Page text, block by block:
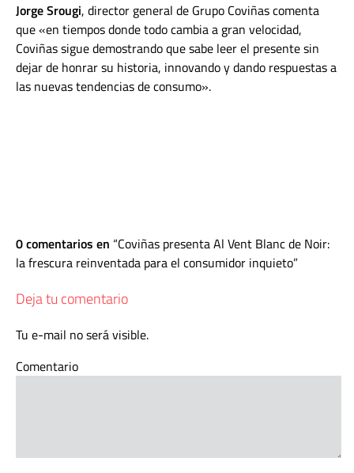
Jorge Srougi, director general de Grupo Coviñas comenta
que «en tiempos donde todo cambia a gran velocidad,
Coviñas sigue demostrando que sabe leer el presente sin
dejar de honrar su historia, innovando y dando respuestas a
las nuevas tendencias de consumo».
0 comentarios en Coviñas presenta Al Vent Blanc de Noir:
la frescura reinventada para el consumidor inquieto
Deja tu comentario
Tu e-mail no será visible.
Comentario